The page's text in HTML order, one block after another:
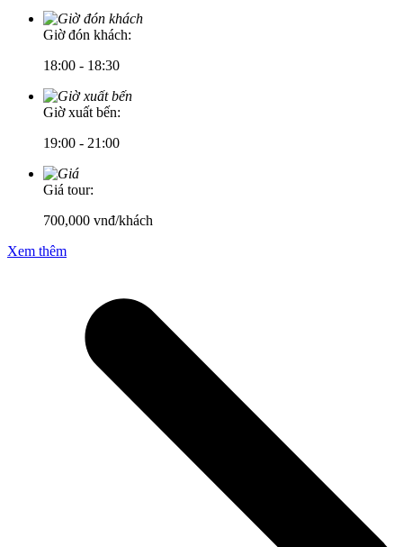
Giờ đón khách:
18:00 - 18:30
Giờ xuất bến:
19:00 - 21:00
Giá tour:
700,000 vnđ/khách
Xem thêm